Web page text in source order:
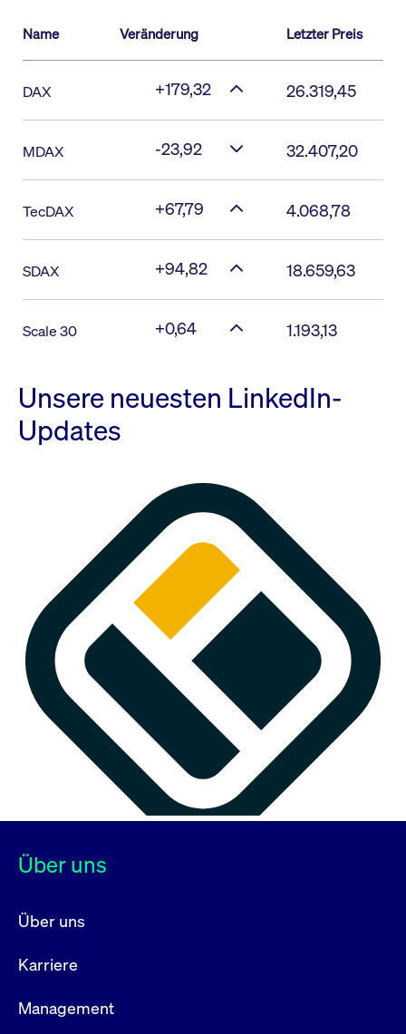
Name Veränderung Letzter Preis
DAX +179,32 26.319,45
MDAX -23,92 32.407,20
TecDAX +67,79 4.068,78
SDAX +94,82 18.659,63
Scale 30 +0,64 1.193,13
Unsere neuesten LinkedIn-
Updates
Über uns
Über uns
Karriere
Management